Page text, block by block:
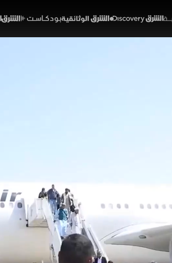
الحوثيين جماعة الحوثيين